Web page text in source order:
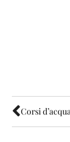
Corsi